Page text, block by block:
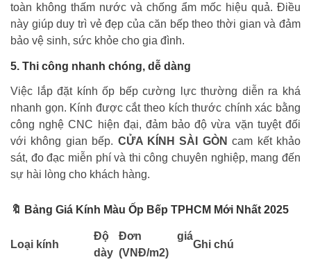
toàn không thấm nước và chống ẩm mốc hiệu quả. Điều
này giúp duy trì vẻ đẹp của căn bếp theo thời gian và đảm
bảo vệ sinh, sức khỏe cho gia đình.
5. Thi công nhanh chóng, dễ dàng
Việc lắp đặt kính ốp bếp cường lực thường diễn ra khá
nhanh gọn. Kính được cắt theo kích thước chính xác bằng
công nghệ CNC hiện đại, đảm bảo độ vừa vặn tuyệt đối
với không gian bếp. CỬA KÍNH SÀI GÒN cam kết khảo
sát, đo đạc miễn phí và thi công chuyên nghiệp, mang đến
sự hài lòng cho khách hàng.
🔖 Bảng Giá Kính Màu Ốp Bếp TPHCM Mới Nhất 2025
Loại kính
Độ
dày
Đơn giá
(VNĐ/m2)
Ghi chú